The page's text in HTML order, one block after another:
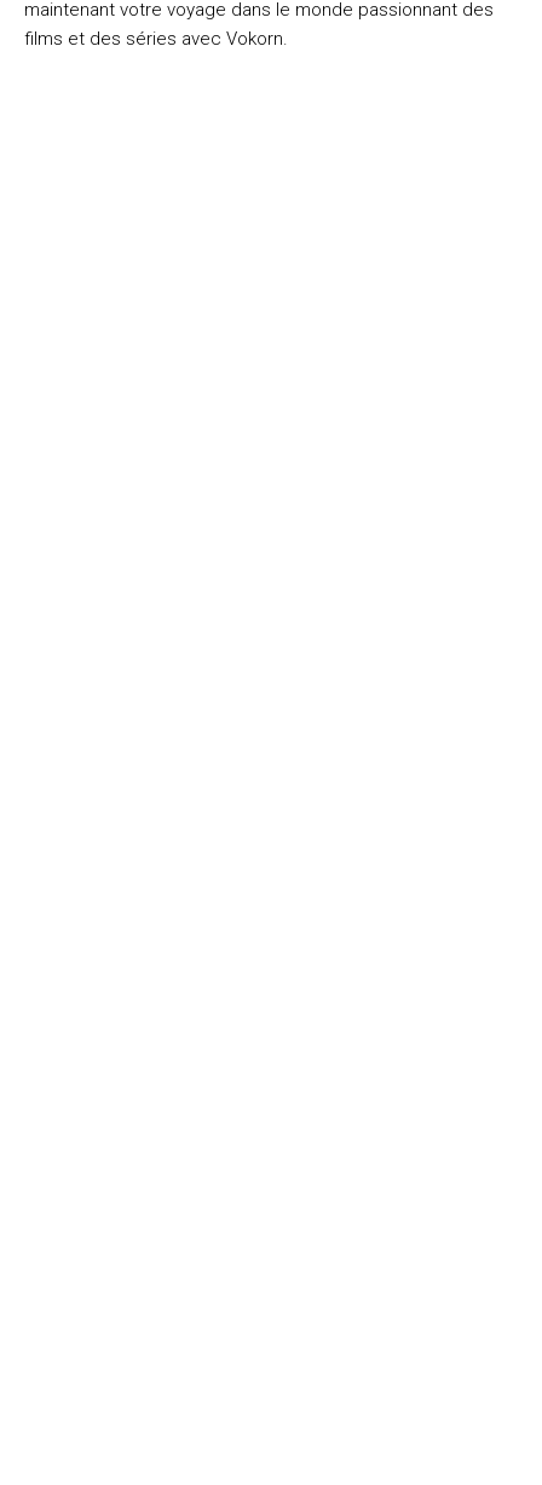
maintenant votre voyage dans le monde passionnant des
films et des séries avec Vokorn.